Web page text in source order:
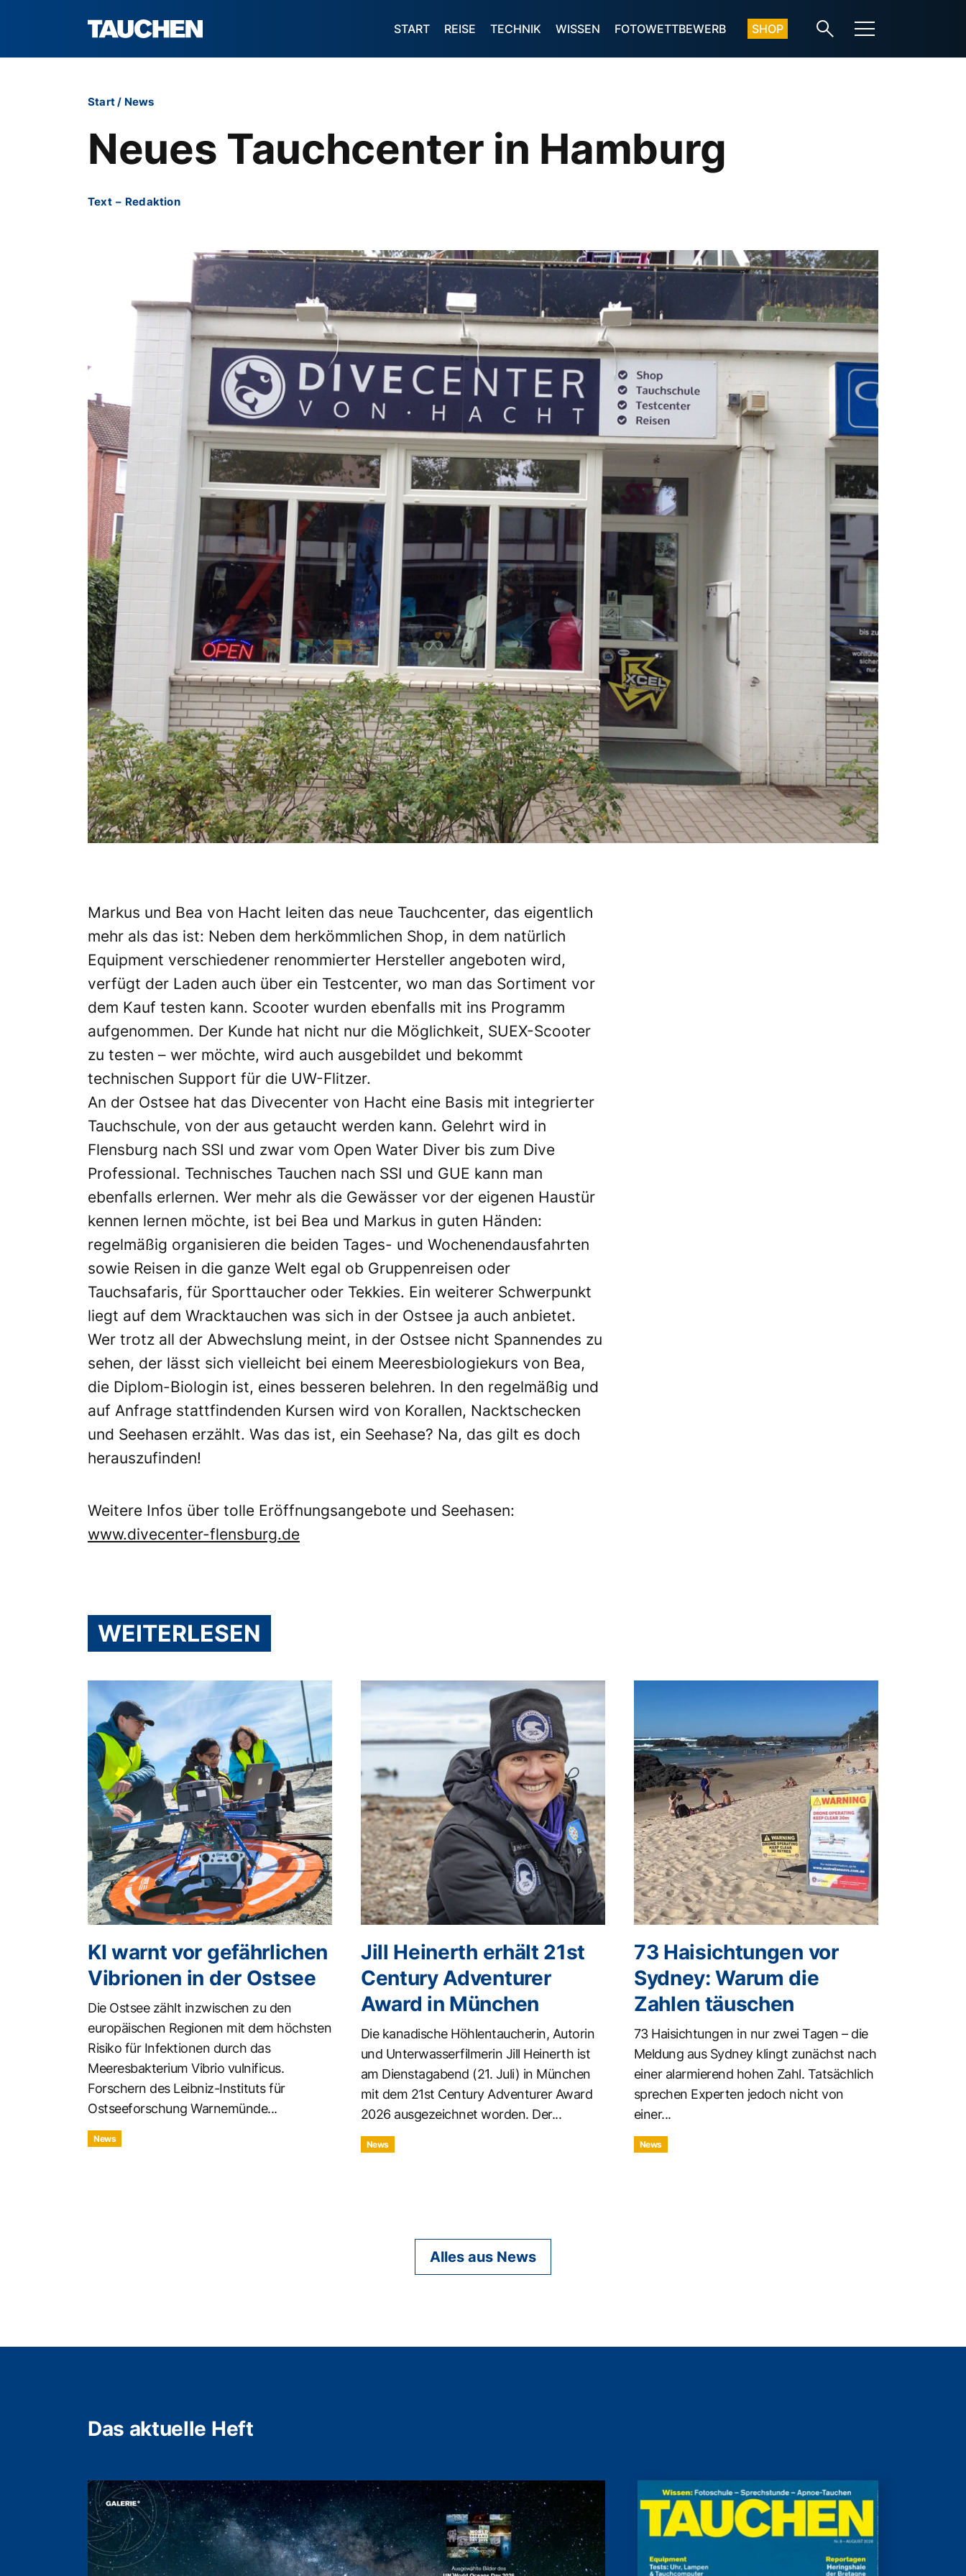
START REISE TECHNIK WISSEN FOTOWETTBEWERB SHOP
Start/ News
Neues Tauchcenter in Hamburg
Text – Redaktion
Markus und Bea von Hacht leiten das neue Tauchcenter, das eigentlich
mehr als das ist: Neben dem herkömmlichen Shop, in dem natürlich
Equipment verschiedener renommierter Hersteller angeboten wird,
verfügt der Laden auch über ein Testcenter, wo man das Sortiment vor
dem Kauf testen kann. Scooter wurden ebenfalls mit ins Programm
aufgenommen. Der Kunde hat nicht nur die Möglichkeit, SUEX-Scooter
zu testen – wer möchte, wird auch ausgebildet und bekommt
technischen Support für die UW-Flitzer.
An der Ostsee hat das Divecenter von Hacht eine Basis mit integrierter
Tauchschule, von der aus getaucht werden kann. Gelehrt wird in
Flensburg nach SSI und zwar vom Open Water Diver bis zum Dive
Professional. Technisches Tauchen nach SSI und GUE kann man
ebenfalls erlernen. Wer mehr als die Gewässer vor der eigenen Haustür
kennen lernen möchte, ist bei Bea und Markus in guten Händen:
regelmäßig organisieren die beiden Tages- und Wochenendausfahrten
sowie Reisen in die ganze Welt egal ob Gruppenreisen oder
Tauchsafaris, für Sporttaucher oder Tekkies. Ein weiterer Schwerpunkt
liegt auf dem Wracktauchen was sich in der Ostsee ja auch anbietet.
Wer trotz all der Abwechslung meint, in der Ostsee nicht Spannendes zu
sehen, der lässt sich vielleicht bei einem Meeresbiologiekurs von Bea,
die Diplom-Biologin ist, eines besseren belehren. In den regelmäßig und
auf Anfrage stattfindenden Kursen wird von Korallen, Nacktschecken
und Seehasen erzählt. Was das ist, ein Seehase? Na, das gilt es doch
herauszufinden!
Weitere Infos über tolle Eröffnungsangebote und Seehasen:
www.divecenter-flensburg.de
WEITERLESEN
KI warnt vor gefährlichen
Vibrionen in der Ostsee
Die Ostsee zählt inzwischen zu den
europäischen Regionen mit dem höchsten
Risiko für Infektionen durch das
Meeresbakterium Vibrio vulnificus.
Forschern des Leibniz-Instituts für
Ostseeforschung Warnemünde...
News
Jill Heinerth erhält 21st
Century Adventurer
Award in München
Die kanadische Höhlentaucherin, Autorin
und Unterwasserfilmerin Jill Heinerth ist
am Dienstagabend (21. Juli) in München
mit dem 21st Century Adventurer Award
2026 ausgezeichnet worden. Der...
News
73 Haisichtungen vor
Sydney: Warum die
Zahlen täuschen
73 Haisichtungen in nur zwei Tagen – die
Meldung aus Sydney klingt zunächst nach
einer alarmierend hohen Zahl. Tatsächlich
sprechen Experten jedoch nicht von
einer...
News
Alles aus News
Das aktuelle Heft